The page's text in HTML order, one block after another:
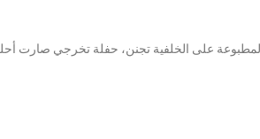
على الخلفية تجنن، حفلة تخرجي صارت